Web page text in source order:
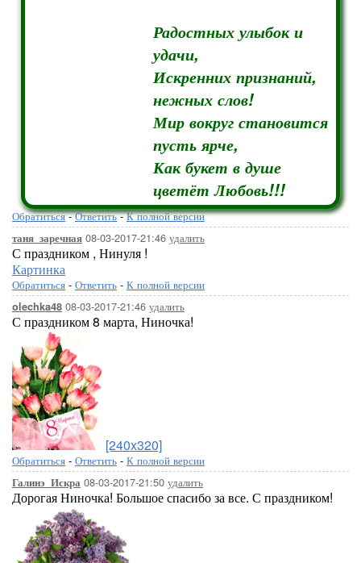
Радостных улыбок и
удачи,
Искренних признаний,
нежных слов!
Мир вокруг становится
пусть ярче,
Как букет в душе
цветёт Любовь!!!
Обратиться-Ответить-К полной версии
таня_заречная 08-03-2017-21:46 удалить
С праздником , Нинуля !
Картинка
Обратиться - Ответить - К полной версии
olechka48 08-03-2017-21:46 удалить
С праздником 8 марта, Ниночка!
[240x320]
Обратиться - Ответить - К полной версии
Галинэ_Искра 08-03-2017-21:50 удалить
Дорогая Ниночка! Большое спасибо за все. С праздником!